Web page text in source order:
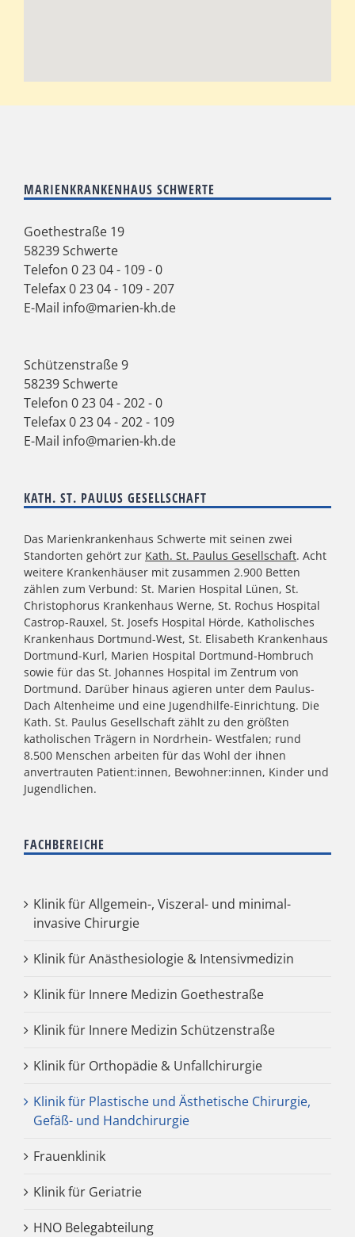
MARIENKRANKENHAUS SCHWERTE
Goethestraße 19
58239 Schwerte
Telefon 0 23 04 - 109 - 0
Telefax 0 23 04 - 109 - 207
E-Mail info@marien-kh.de
Schützenstraße 9
58239 Schwerte
Telefon 0 23 04 - 202 - 0
Telefax 0 23 04 - 202 - 109
E-Mail info@marien-kh.de
KATH. ST. PAULUS GESELLSCHAFT
Das Marienkrankenhaus Schwerte mit seinen zwei
Standorten gehört zur Kath. St. Paulus Gesellschaft. Acht
weitere Krankenhäuser mit zusammen 2.900 Betten
zählen zum Verbund: St. Marien Hospital Lünen, St.
Christophorus Krankenhaus Werne, St. Rochus Hospital
Castrop-Rauxel, St. Josefs Hospital Hörde, Katholisches
Krankenhaus Dortmund-West, St. Elisabeth Krankenhaus
Dortmund-Kurl, Marien Hospital Dortmund-Hombruch
sowie für das St. Johannes Hospital im Zentrum von
Dortmund. Darüber hinaus agieren unter dem Paulus-
Dach Altenheime und eine Jugendhilfe-Einrichtung. Die
Kath. St. Paulus Gesellschaft zählt zu den größten
katholischen Trägern in Nordrhein- Westfalen; rund
8.500 Menschen arbeiten für das Wohl der ihnen
anvertrauten Patient:innen, Bewohner:innen, Kinder und
Jugendlichen.
FACHBEREICHE
Klinik für Allgemein-, Viszeral- und minimal-
invasive Chirurgie
Klinik für Anästhesiologie & Intensivmedizin
Klinik für Innere Medizin Goethestraße
Klinik für Innere Medizin Schützenstraße
Klinik für Orthopädie & Unfallchirurgie
Klinik für Plastische und Ästhetische Chirurgie,
Gefäß- und Handchirurgie
Frauenklinik
Klinik für Geriatrie
HNO Belegabteilung